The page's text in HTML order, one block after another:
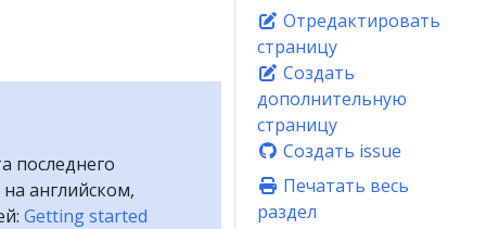
Отредактировать
страницу
Создать
дополнительную
страницу
Создать issue
Печатать весь
раздел
последнего
английском,
Getting started